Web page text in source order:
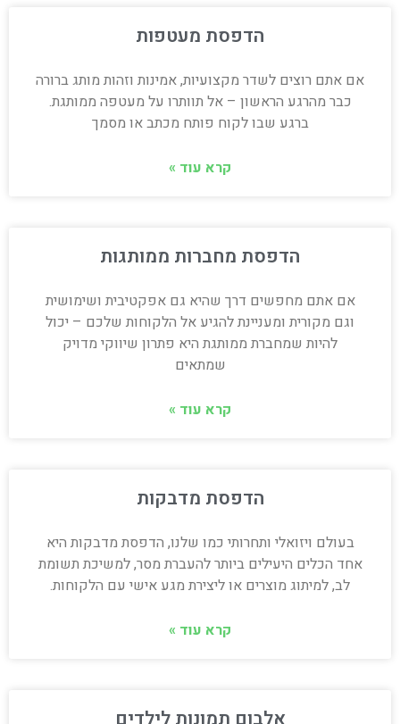
הדפסת מעטפות
אם אתם רוצים לשדר מקצועיות, אמינות וזהות מותג ברורה
כבר מהרגע הראשון – אל תוותרו על מעטפה ממותגת.
ברגע שבו לקוח פותח מכתב או מסמך
קרא עוד »
הדפסת מחברות ממותגות
אם אתם מחפשים דרך שהיא גם אפקטיבית ושימושית
וגם מקורית ומעניינת להגיע אל הלקוחות שלכם – יכול
להיות שמחברת ממותגת היא פתרון שיווקי מדויק
שמתאים
קרא עוד »
הדפסת מדבקות
בעולם ויזואלי ותחרותי כמו שלנו, הדפסת מדבקות היא
אחד הכלים היעילים ביותר להעברת מסר, למשיכת תשומת
לב, למיתוג מוצרים או ליצירת מגע אישי עם הלקוחות.
קרא עוד »